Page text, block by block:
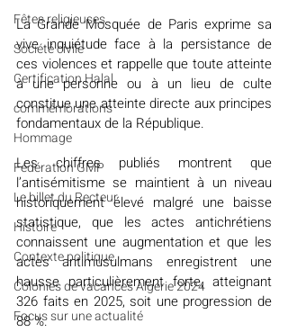
Fêtes religieuses
Société civile
Certification Halal
commémorations
Hommage
Fédération GMP
Le billet du Recteur
Histoire
Contexte politique
Colonies de vacances Algérie 2024
​​Focus sur une actualité
La Grande Mosquée de Paris exprime sa
vive inquiétude face à la persistance de
ces violences et rappelle que toute atteinte
à une personne ou à un lieu de culte
constitue une atteinte directe aux principes
fondamentaux de la République.
Les chiffres publiés montrent que
l’antisémitisme se maintient à un niveau
historiquement élevé malgré une baisse
statistique, que les actes antichrétiens
connaissent une augmentation et que les
actes antimusulmans enregistrent une
hausse particulièrement forte, atteignant
326 faits en 2025, soit une progression de
88 %.